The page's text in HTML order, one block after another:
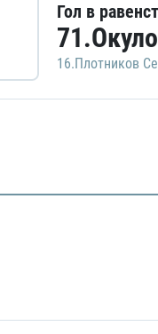
Гол в
16.Плотников